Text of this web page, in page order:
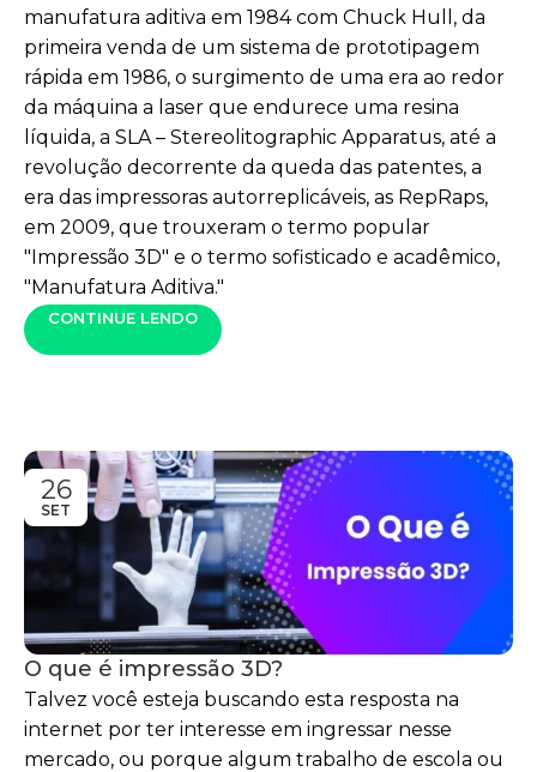
manufatura aditiva em 1984 com Chuck Hull, da
primeira venda de um sistema de prototipagem
rápida em 1986, o surgimento de uma era ao redor
da máquina a laser que endurece uma resina
líquida, a SLA – Stereolitographic Apparatus, até a
revolução decorrente da queda das patentes, a
era das impressoras autorreplicáveis, as RepRaps,
em 2009, que trouxeram o termo popular
"Impressão 3D" e o termo sofisticado e acadêmico,
"Manufatura Aditiva."
CONTINUE LENDO
26
SET
O que é impressão 3D?
Talvez você esteja buscando esta resposta na
internet por ter interesse em ingressar nesse
mercado, ou porque algum trabalho de escola ou